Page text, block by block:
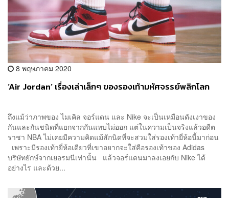
8 พฤษภาคม 2020
‘Air Jordan’ เรื่องเล่าเล็กๆ ของรองเท้ามหัศจรรย์พลิกโลก
ถึงแม้ว่าภาพของ ไมเคิล จอร์แดน และ Nike จะเป็นเหมือนดังเงาของ
กันและกันชนิดที่แยกจากกันแทบไม่ออก แต่ในความเป็นจริงแล้วอดีต
ราชา NBA ไม่เคยมีความคิดแม้สักนิดที่จะสวมใส่รองเท้ายี่ห้อนี้มาก่อน
เพราะมีรองเท้ายี่ห้อเดียวที่เขาอยากจะใส่คือรองเท้าของ Adidas
บริษัทยักษ์จากเยอรมนีเท่านั้น แล้วจอร์แดนมาลงเอยกับ Nike ได้
อย่างไร และด้วย...